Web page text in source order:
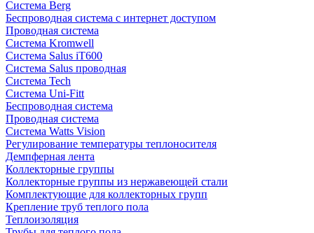
Система Berg
Беспроводная система с интернет доступом
Проводная система
Система Kromwell
Система Salus iT600
Система Salus проводная
Система Tech
Система Uni-Fitt
Беспроводная система
Проводная система
Система Watts Vision
Регулирование температуры теплоносителя
Демпферная лента
Коллекторные группы
Коллекторные группы из нержавеющей стали
Комплектующие для коллекторных групп
Крепление труб теплого пола
Теплоизоляция